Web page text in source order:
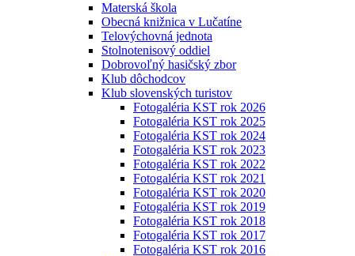
Materská škola
Obecná knižnica v Lučatíne
Telovýchovná jednota
Stolnotenisový oddiel
Dobrovoľný hasičský zbor
Klub dôchodcov
Klub slovenských turistov
Fotogaléria KST rok 2026
Fotogaléria KST rok 2025
Fotogaléria KST rok 2024
Fotogaléria KST rok 2023
Fotogaléria KST rok 2022
Fotogaléria KST rok 2021
Fotogaléria KST rok 2020
Fotogaléria KST rok 2019
Fotogaléria KST rok 2018
Fotogaléria KST rok 2017
Fotogaléria KST rok 2016